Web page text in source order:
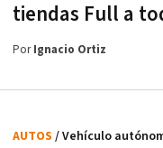
tiendas Full a
PorIgnacio Ortiz
AUTOS / Vehículo